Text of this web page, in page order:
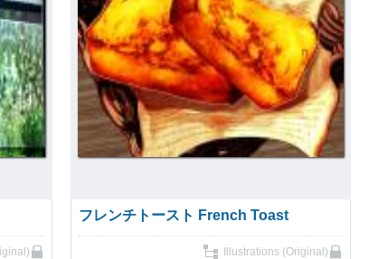
フレンチトースト French Toast
Illustrations (Original)